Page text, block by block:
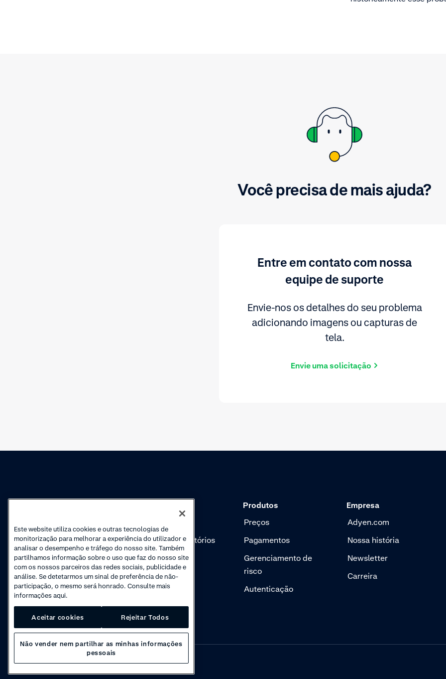
Você precisa de mais ajuda?
Entre em contato com nossa
equipe de suporte
Envie-nos os detalhes do seu problema
adicionando imagens ou capturas de
tela.
Envie uma solicitação
Atualizações de
produto
Vídeos introdutórios
'Como'
Produtos
Preços
Pagamentos
Gerenciamento de
risco
Autenticação
Empresa
Adyen.com
Nossa história
Newsletter
Carreira
Privacy · Cookies · Disclaimer ·© 2026 Adyen
Este website utiliza cookies e outras tecnologias de
monitorização para melhorar a experiência do utilizador e
analisar o desempenho e tráfego do nosso site. Também
partilhamos informação sobre o uso que faz do nosso site
com os nossos parceiros das redes sociais, publicidade e
análise. Se detetarmos um sinal de preferência de não-
participação, o mesmo será honrado. Consulte mais
informações aqui.
Aceitar cookies Rejeitar Todos
Não vender nem partilhar as minhas informações
pessoais